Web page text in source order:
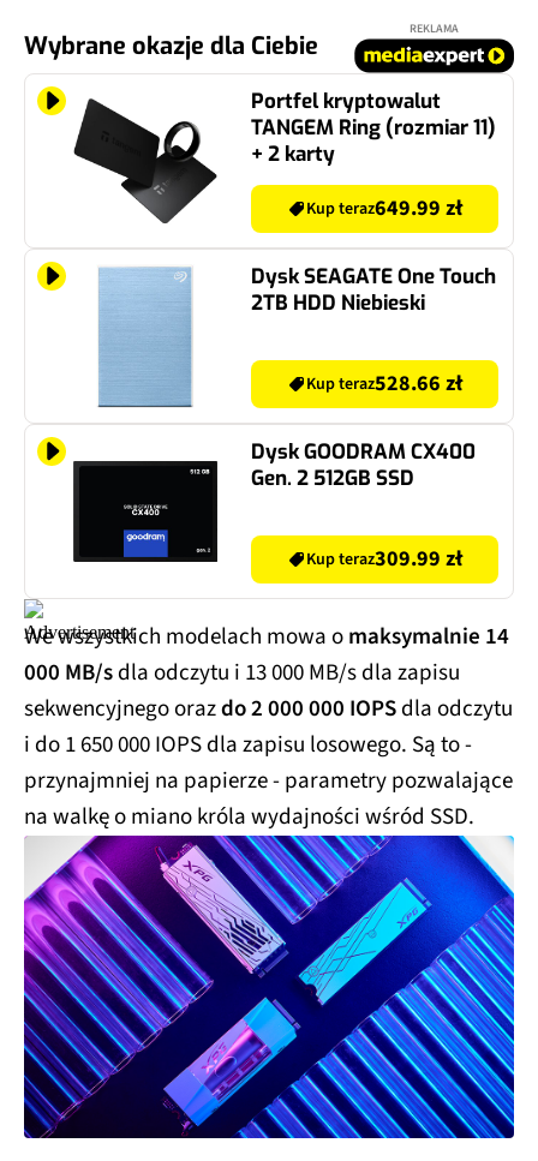
Wybrane okazje dla Ciebie
REKLAMA
Portfel kryptowalut
TANGEM Ring (rozmiar 11)
+ 2 karty
Kup teraz649.99 zł
Dysk SEAGATE One Touch
2TB HDD Niebieski
Kup teraz528.66 zł
Dysk GOODRAM CX400
Gen. 2 512GB SSD
Kup teraz309.99 zł
We wszystkich modelach mowa omaksymalnie 14
000 MB/sdla odczytu i 13 000 MB/s dla zapisu
sekwencyjnego orazdo 2 000 000 IOPSdla odczytu
i do 1 650 000 IOPS dla zapisu losowego. Są to -
przynajmniej na papierze - parametry pozwalające
na walkę o miano króla wydajności wśród SSD.